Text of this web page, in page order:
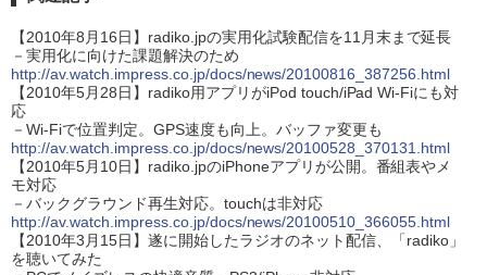
【2010年8月16日】radiko.jpの実用化試験配信を11月末まで延長
－実用化に向けた課題解決のため
http://av.watch.impress.co.jp/docs/news/20100816_387256.html
【2010年5月28日】radiko用アプリがiPod touch/iPad Wi-Fiにも対
応
－Wi-Fiで位置判定。GPS速度も向上。バッファ変更も
http://av.watch.impress.co.jp/docs/news/20100528_370131.html
【2010年5月10日】radiko.jpのiPhoneアプリが公開。番組表やメ
モ対応
－バックグラウンド再生対応。touchは非対応
http://av.watch.impress.co.jp/docs/news/20100510_366055.html
【2010年3月15日】遂に開始したラジオのネット配信、「radiko」
を聴いてみた